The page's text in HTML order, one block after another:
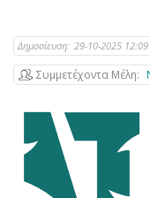
Δημοσίευση: 29-10-2025 12:09
Συμμετέχοντα Μέλη